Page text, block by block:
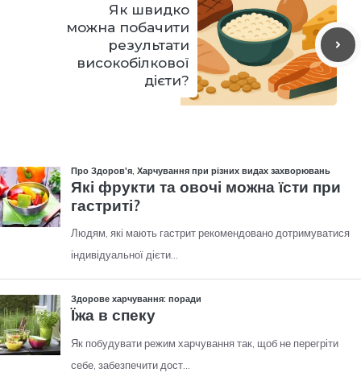
Як швидко
можна побачити
результати
високобілкової
дієти?